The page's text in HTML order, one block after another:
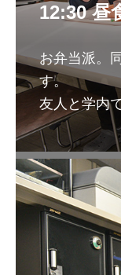
12:30 昼
お弁当派。
す。
友人と学内